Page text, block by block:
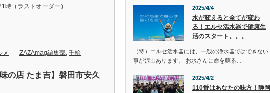
時（ラストオーダー）…
メ ZAZAmag編集部, 千輪
の店 たま吉】磐田市安久
2025/4/4
水が変えると全てが変わ
る！エルセ活水器で健康生
活のスタート。。。
（特）エルセ活水器には、一般の浄水器ではできない
事が沢山あります。 お水さんに命を蘇る…
2025/4/2
110番はあなたの味方！静岡